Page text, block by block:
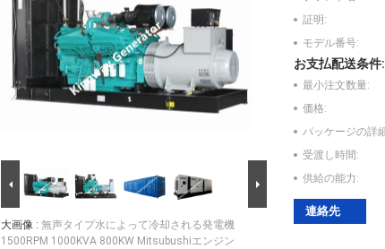
大画像 : 無声タイプ水によって冷却される発電機
1500RPM 1000KVA 800KW Mitsubushiエンジン
証明:
モデル番号:
お支払配送条件:
最小注文数量:
価格:
パッケージの詳
受渡し時間:
供給の能力:
連絡先